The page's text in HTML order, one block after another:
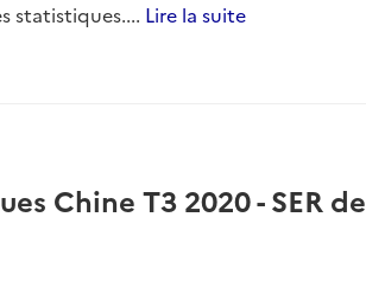
statistiques.... Lire la suite
Chine T3 2020 - SER de